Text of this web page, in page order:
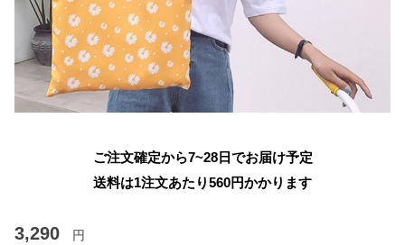
ご注文確定から7~28日でお届け予定
送料は1注文あたり560円かかります
3,290 円